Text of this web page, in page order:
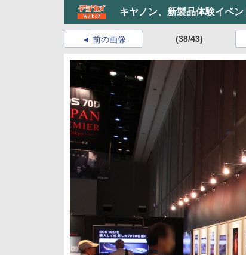
キヤノン、新製品体験イベ
前の画像 (38/43)